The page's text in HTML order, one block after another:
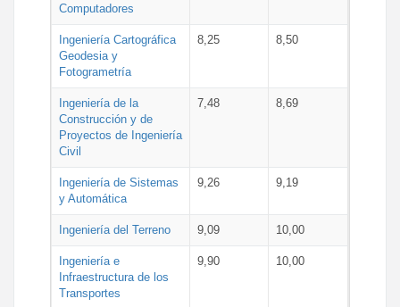
Computadores
Ingeniería Cartográfica
Geodesia y
Fotogrametría
8,25 8,50
Ingeniería de la
Construcción y de
Proyectos de Ingeniería
Civil
7,48 8,69
Ingeniería de Sistemas
y Automática
9,26 9,19
Ingeniería del Terreno 9,09 10,00
Ingeniería e
Infraestructura de los
Transportes
9,90 10,00